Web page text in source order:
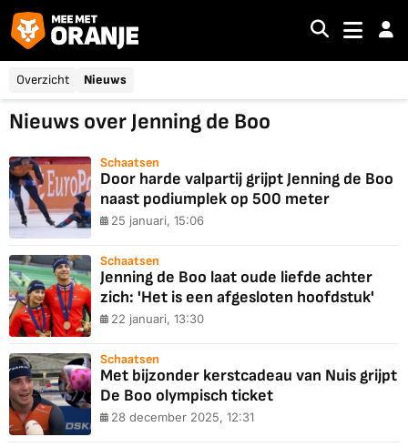
Overzicht Nieuws
Nieuws over Jenning de Boo
Schaatsen
Door harde valpartij grijpt Jenning de Boo
naast podiumplek op 500 meter
25 januari, 15:06
Schaatsen
Jenning de Boo laat oude liefde achter
zich: 'Het is een afgesloten hoofdstuk'
22 januari, 13:30
Schaatsen
Met bijzonder kerstcadeau van Nuis grijpt
De Boo olympisch ticket
28 december 2025, 12:31